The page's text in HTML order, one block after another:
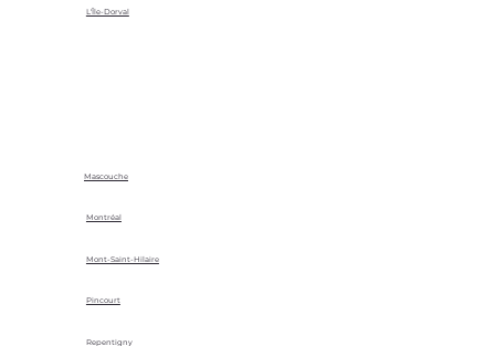
L'Île-Dorval
Mascouche
Montréal
Mont-Saint-Hilaire
Pincourt
Repentigny